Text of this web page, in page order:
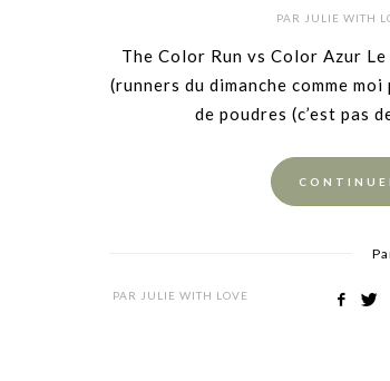
PAR JULIE WITH
The Color Run vs Color Azur
(runners du dimanche comme
de poudres (c’est pas
PAR JULIE WITH LOVE